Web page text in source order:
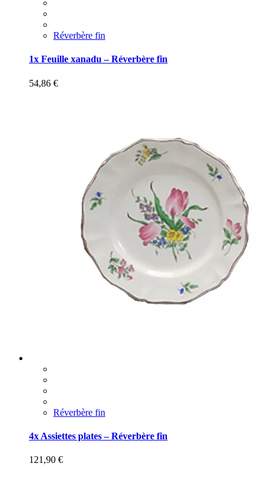
Réverbère fin
1x Feuille xanadu – Réverbère fin
54,86 €
Réverbère fin
4x Assiettes plates – Réverbère fin
121,90 €